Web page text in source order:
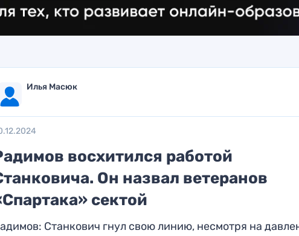
Илья Масюк
восхитился работой
Он назвал ветеранов
сектой
Станкович гнул свою линию, несмотря на